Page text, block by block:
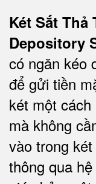
Két Sắt Thả
Depository
có ngăn kéo
để gửi tiền
két một
mà không
vào trong
thông qua